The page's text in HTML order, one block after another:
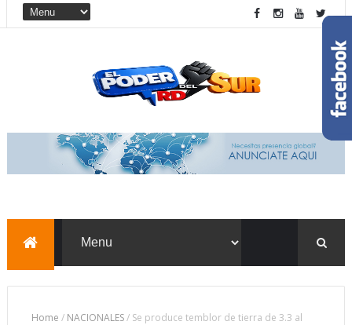
Home / NACIONALES/ Se produce temblor de tierra de 3.3 al